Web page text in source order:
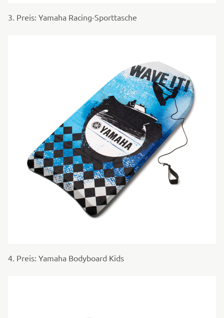
3. Preis: Yamaha Racing-Sporttasche
4. Preis: Yamaha Bodyboard Kids